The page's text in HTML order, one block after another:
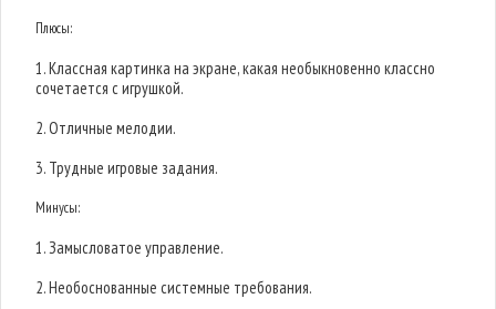
Плюсы:
1. Классная картинка на экране, какая необыкновенно классно
сочетается с игрушкой.
2. Отличные мелодии.
3. Трудные игровые задания.
Минусы:
1. Замысловатое управление.
2. Необоснованные системные требования.